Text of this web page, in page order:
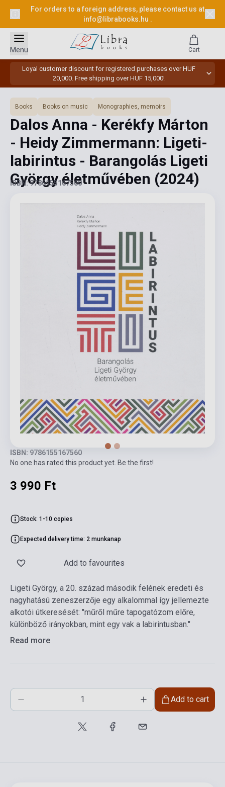
For orders to a foreign address, please contact us at
info@librabooks.hu .
Loyal customer discount for registered purchases over HUF
20,000. Free shipping over HUF 15,000!
Menu Cart
Books Books on music Monographies, memoirs
Dalos Anna - Kerékfy Márton
- Heidy Zimmermann: Ligeti-
labirintus - Barangolás Ligeti
György életművében (2024)
ISBN: 9786155167560
ISBN: 9786155167560
No one has rated this product yet. Be the first!
3 990 Ft
Stock: 1-10 copies
Expected delivery time: 2 munkanap
Add to favourites
Ligeti György, a 20. század második felének eredeti és
nagyhatású zeneszerzője egy alkalommal így jellemezte
alkotói útkeresését: "műről műre tapogatózom előre,
különböző irányokban, mint egy vak a labirintusban."
Read more
Add to cart